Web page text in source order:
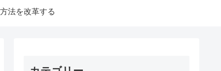
法を改革する